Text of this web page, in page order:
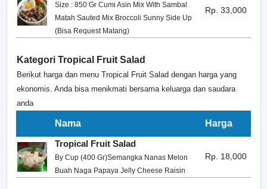
Size : 850 Gr Cumi Asin Mix With Sambal
Matah Sauted Mix Broccoli Sunny Side Up
(Bisa Request Matang)
Rp. 33,000
Kategori Tropical Fruit Salad
Berikut harga dan menu Tropical Fruit Salad dengan harga yang
ekonomis. Anda bisa menikmati bersama keluarga dan saudara
anda
Nama
Harga
Tropical Fruit Salad
By Cup (400 Gr)Semangka Nanas Melon
Buah Naga Papaya Jelly Cheese Raisin
Rp. 18,000